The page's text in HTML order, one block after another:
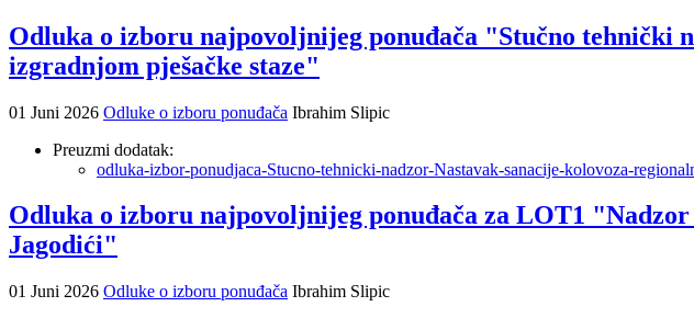
Odluka o izboru najpovoljnijeg ponuđača "Stučno tehnički
izgradnjom pješačke staze"
01 Juni 2026 Odluke o izboru ponuđača Ibrahim Slipic
Preuzmi dodatak:
odluka-izbor-ponudjaca-Stucno-tehnicki-nadzor-Nastavak-sanacije-kolovoza-
Odluka o izboru najpovoljnijeg ponuđača za LOT1
Jagodići"
01 Juni 2026 Odluke o izboru ponuđača Ibrahim Slipic